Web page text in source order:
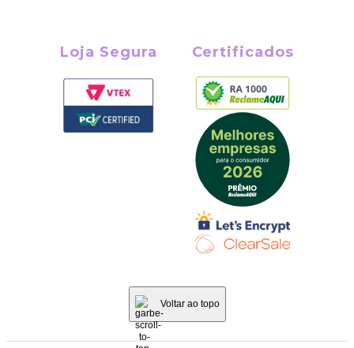
Loja Segura Certificados
Voltar ao topo